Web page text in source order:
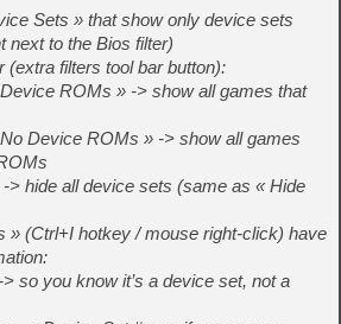
Sets » that show only device sets
next to the Bios filter)
(extra filters tool bar button):
ROMs » -> show all games that
Device ROMs » -> show all games
> hide all device sets (same as « Hide
» (Ctrl+I hotkey / mouse right-click) have
so you know it’s a device set, not a